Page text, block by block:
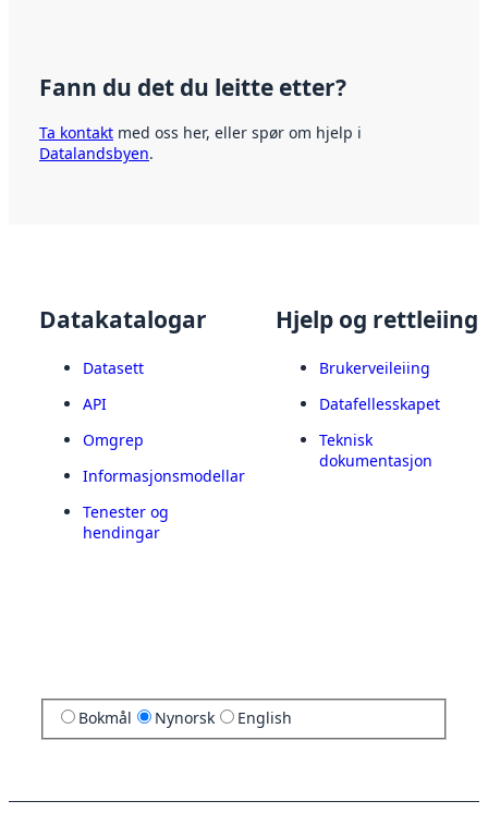
Fann du det du leitte etter?
Ta kontakt med oss her, eller spør om hjelp i
Datalandsbyen.
Datakatalogar
Datasett
API
Omgrep
Informasjonsmodellar
Tenester og
hendingar
Hjelp og rettleiing
Brukerveileiing
Datafellesskapet
Teknisk
dokumentasjon
Bokmål Nynorsk English